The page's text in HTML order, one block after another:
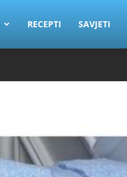
RECEPTI SAVJETI